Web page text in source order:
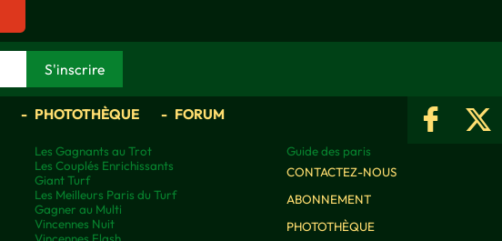
PHOTOTHÈQUE FORUM
Les Gagnants au Trot
Les Couplés Enrichissants
Giant Turf
Les Meilleurs Paris du Turf
Gagner au Multi
Vincennes Nuit
Vincennes Flash
Guide des paris
CONTACTEZ-NOUS
ABONNEMENT
PHOTOTHÈQUE